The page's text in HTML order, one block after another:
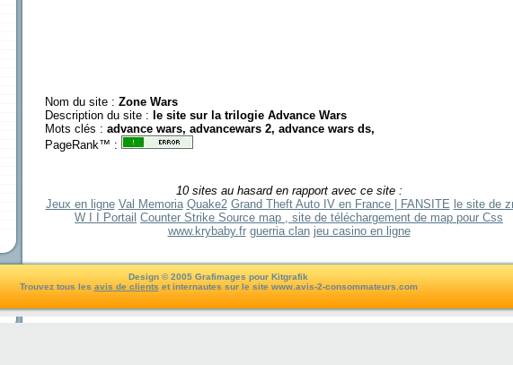
Nom du site : Zone Wars
Description du site : le site sur la trilogie Advance Wars
Mots clés : advance wars, advancewars 2, advance wars ds,
PageRank™ :
10 sites au hasard en rapport avec ce site :
Jeux en ligne Val Memoria Quake2 Grand Theft Auto IV en France | FANSITE le site de
W I I Portail Counter Strike Source map , site de téléchargement de map pour Css
www.krybaby.fr guerria clan jeu casino en ligne
Design © 2005 Grafimages pour Kitgrafik
Trouvez tous les avis de clients et internautes sur le site www.avis-2-consommateurs.com